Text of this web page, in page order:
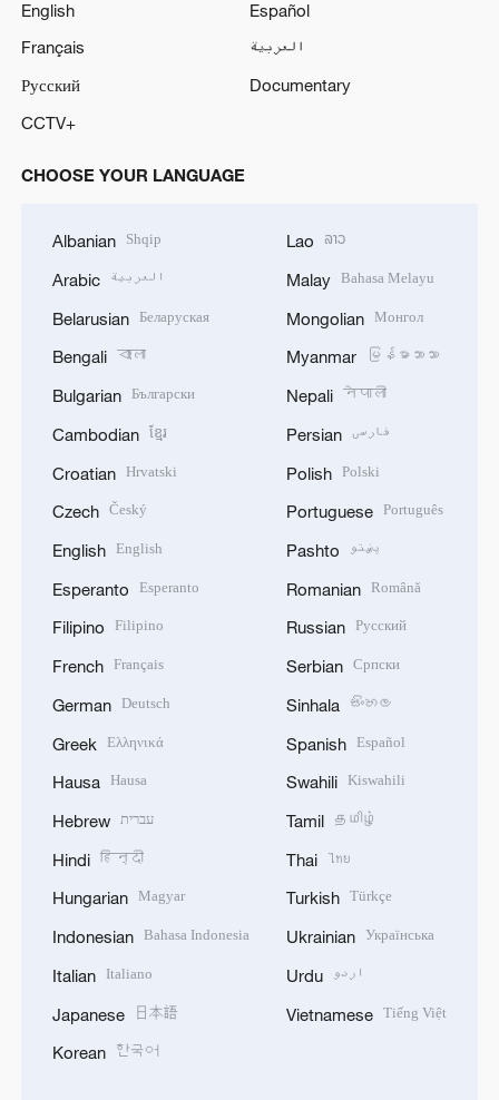
English
Español
Français
العربية
Русский
Documentary
CCTV+
CHOOSE YOUR LANGUAGE
Albanian Shqip
Arabic العربية
Belarusian Беларуская
Bengali বাংলা
Bulgarian Български
Cambodian ខ្មែរ
Croatian Hrvatski
Czech Český
English English
Esperanto Esperanto
Filipino Filipino
French Français
German Deutsch
Greek Ελληνικά
Hausa Hausa
Hebrew עברית
Hindi हिन्दी
Hungarian Magyar
Indonesian Bahasa Indonesia
Italian Italiano
Japanese 日本語
Korean 한국어
Lao ລາວ
Malay Bahasa Melayu
Mongolian Монгол
Myanmar မြန်မာဘာသာ
Nepali नेपाली
Persian فارسی
Polish Polski
Portuguese Português
Pashto پښتو
Romanian Română
Russian Русский
Serbian Српски
Sinhala සිංහල
Spanish Español
Swahili Kiswahili
Tamil தமிழ்
Thai ไทย
Turkish Türkçe
Ukrainian Українська
Urdu اردو
Vietnamese Tiếng Việt